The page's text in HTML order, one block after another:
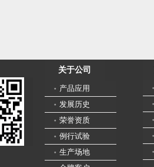
关于公司
产品应用
发展历史
荣誉资质
例行试验
生产场地